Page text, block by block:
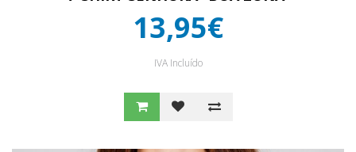
13,95€
IVA Incluído